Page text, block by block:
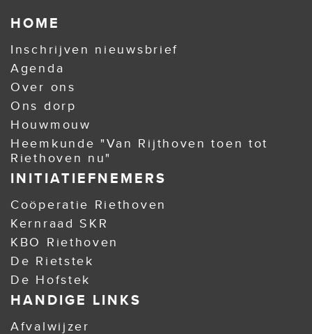
HOME
Inschrijven nieuwsbrief
Agenda
Over ons
Ons dorp
Houwmouw
Heemkunde "Van Rijthoven toen tot
Riethoven nu"
INITIATIEFNEMERS
Coöperatie Riethoven
Kernraad SKR
KBO Riethoven
De Rietstek
De Hofstek
HANDIGE LINKS
Afvalwijzer